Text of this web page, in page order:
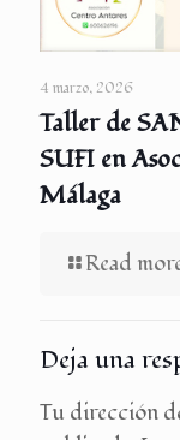
4 marzo, 2026
Taller de
SUFI en
Málaga
Read
Deja una
Tu dirección